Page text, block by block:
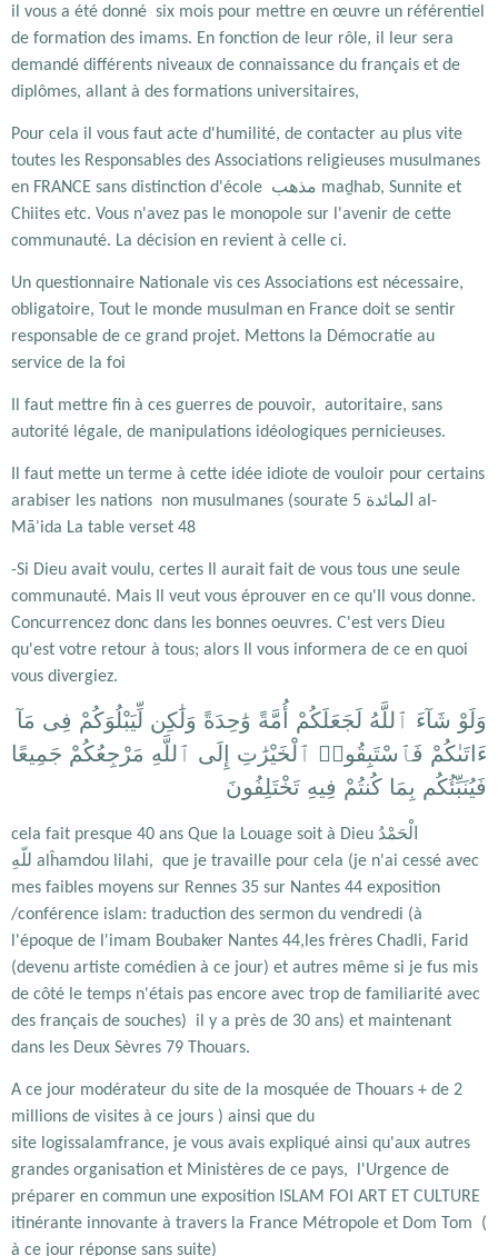
il vous a été donné six mois pour mettre en œuvre un référentiel
de formation des imams. En fonction de leur rôle, il leur sera
demandé différents niveaux de connaissance du français et de
diplômes, allant à des formations universitaires,
Pour cela il vous faut acte d'humilité, de contacter au plus vite
toutes les Responsables des Associations religieuses musulmanes
en FRANCE sans distinction d'école مذهب maḏhab, Sunnite et
Chiites etc. Vous n'avez pas le monopole sur l'avenir de cette
communauté. La décision en revient à celle ci.
Un questionnaire Nationale vis ces Associations est nécessaire,
obligatoire, Tout le monde musulman en France doit se sentir
responsable de ce grand projet. Mettons la Démocratie au
service de la foi
Il faut mettre fin à ces guerres de pouvoir, autoritaire, sans
autorité légale, de manipulations idéologiques pernicieuses.
Il faut mette un terme à cette idée idiote de vouloir pour certains
arabiser les nations non musulmanes (sourate 5 المائدة al-
Māʾida La table verset 48
-Si Dieu avait voulu, certes Il aurait fait de vous tous une seule
communauté. Mais Il veut vous éprouver en ce qu'Il vous donne.
Concurrencez donc dans les bonnes oeuvres. C'est vers Dieu
qu'est votre retour à tous; alors Il vous informera de ce en quoi
vous divergiez.
وَلَوْ شَآءَ ٱللَّهُ لَجَعَلَكُمْ أُمَّةً وَٰحِدَةً وَلَٰكِن لِّيَبْلُوَكُمْ فِى مَآ
ءَاتَىٰكُمْ فَٱسْتَبِقُوا۟ ٱلْخَيْرَٰتِ إِلَى ٱللَّهِ مَرْجِعُكُمْ جَمِيعًا
فَيُنَبِّئُكُم بِمَا كُنتُمْ فِيهِ تَخْتَلِفُونَ
cela fait presque 40 ans Que la Louage soit à Dieu الْحَمْدُ
للّهِ alĥamdou lilahi, que je travaille pour cela (je n'ai cessé avec
mes faibles moyens sur Rennes 35 sur Nantes 44 exposition
/conférence islam: traduction des sermon du vendredi (à
l'époque de l'imam Boubaker Nantes 44,les frères Chadli, Farid
(devenu artiste comédien à ce jour) et autres même si je fus mis
de côté le temps n'étais pas encore avec trop de familiarité avec
des français de souches) il y a près de 30 ans) et maintenant
dans les Deux Sèvres 79 Thouars.
A ce jour modérateur du site de la mosquée de Thouars + de 2
millions de visites à ce jours ) ainsi que du
site logissalamfrance, je vous avais expliqué ainsi qu'aux autres
grandes organisation et Ministères de ce pays, l'Urgence de
préparer en commun une exposition ISLAM FOI ART ET CULTURE
itinérante innovante à travers la France Métropole et Dom Tom (
à ce jour réponse sans suite)